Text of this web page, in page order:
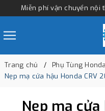
Miễn phí vận chuyển nội
Trang chủ
Phụ Tùng
Nẹp mạ cửa hậu Honda CRV
Nẹp mạ cửa